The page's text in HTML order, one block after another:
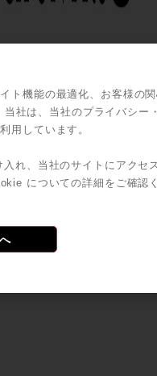
ト機能の最適化、お客様の
社は、当社のプライバシー
用しています。
れ、当社のサイトにアクセ
についての詳細をご確認